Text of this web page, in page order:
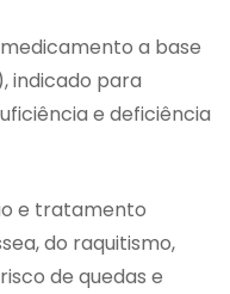
a base
indicado para
e deficiência
e tratamento
do raquitismo,
de quedas e